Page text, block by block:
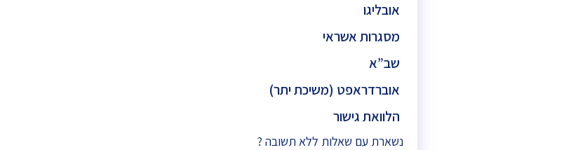
אובליגו
מסגרות אשראי
שב”א
אוברדראפט (משיכת יתר)
הלוואת גישור
נשארת עם שאלות ללא תשובה ?